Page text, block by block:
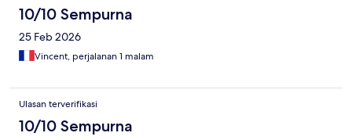
10/10 Sempurna
25 Feb 2026
Vincent, perjalanan 1 malam
Ulasan terverifikasi
10/10 Sempurna